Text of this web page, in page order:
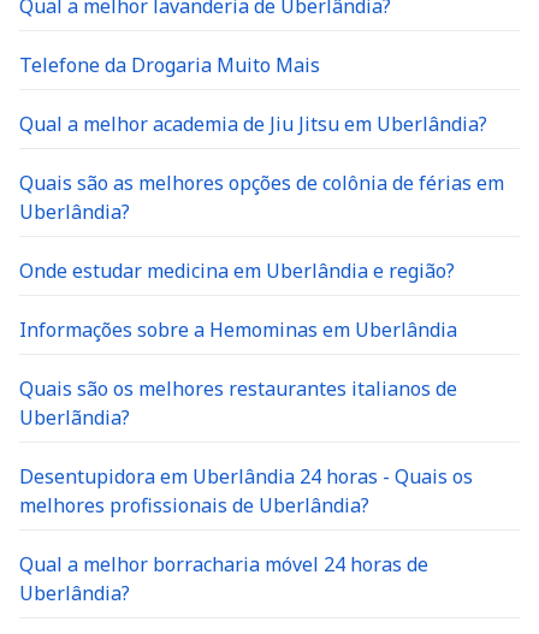
Qual a melhor lavanderia de Uberlândia?
Telefone da Drogaria Muito Mais
Qual a melhor academia de Jiu Jitsu em Uberlândia?
Quais são as melhores opções de colônia de férias em
Uberlândia?
Onde estudar medicina em Uberlândia e região?
Informações sobre a Hemominas em Uberlândia
Quais são os melhores restaurantes italianos de
Uberlãndia?
Desentupidora em Uberlândia 24 horas - Quais os
melhores profissionais de Uberlândia?
Qual a melhor borracharia móvel 24 horas de
Uberlândia?